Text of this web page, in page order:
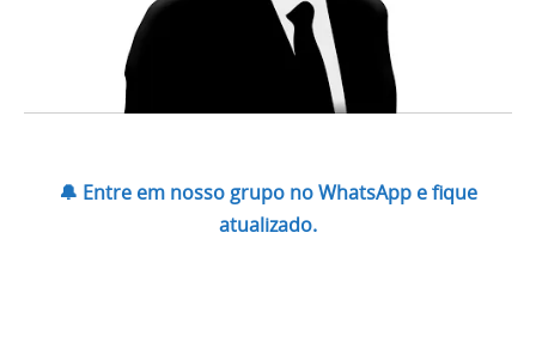
🔔 Entre em nosso grupo no WhatsApp e fique
atualizado.